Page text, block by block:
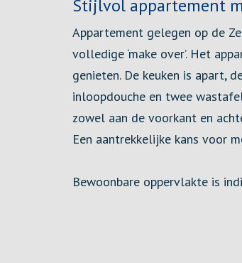
Omschrijving
Stijlvol appartement
Appartement gelegen op de
volledige ‘make over’. Het
genieten. De keuken is apart,
inloopdouche en twee
zowel aan de voorkant en
Een aantrekkelijke kans voor
Bewoonbare oppervlakte is